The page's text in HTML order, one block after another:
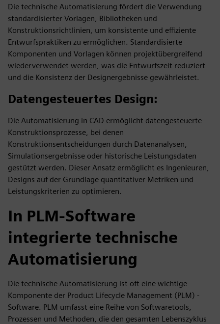
Die technische Automatisierung fördert die Verwendung
standardisierter Vorlagen, Bibliotheken und
Konstruktionsrichtlinien, um konsistente und effiziente
Entwurfspraktiken zu ermöglichen. Standardisierte
Komponenten und Vorlagen können projektübergreifend
wiederverwendet werden, was die Entwurfszeit reduziert
und die Konsistenz der Designergebnisse gewährleistet.
Datengesteuertes Design:
Die Automatisierung in CAD ermöglicht datengesteuerte
Konstruktionsprozesse, bei denen
Konstruktionsentscheidungen durch Datenanalysen,
Simulationsergebnisse oder historische Leistungsdaten
gestützt werden. Dieser Ansatz ermöglicht es Ingenieuren,
Designs auf der Grundlage quantitativer Metriken und
Leistungskriterien zu optimieren.
In PLM-Software
integrierte technische
Automatisierung
Die technische Automatisierung ist oft eine wichtige
Komponente der Product Lifecycle Management (PLM) -
Software. PLM umfasst eine Reihe von Softwaretools,
Prozessen und Methoden, die den gesamten Lebenszyklus